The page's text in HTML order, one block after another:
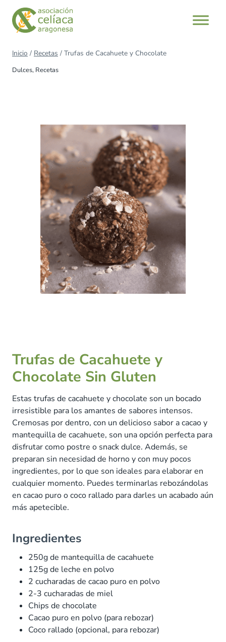
Saltar
contenido
Inicio / Recetas / Trufas de Cacahuete y Chocolate
Dulces, Recetas
Trufas de Cacahuete y
Chocolate Sin Gluten
Estas trufas de cacahuete y chocolate son un bocado
irresistible para los amantes de sabores intensos.
Cremosas por dentro, con un delicioso sabor a cacao y
mantequilla de cacahuete, son una opción perfecta para
disfrutar como postre o snack dulce. Además, se
preparan sin necesidad de horno y con muy pocos
ingredientes, por lo que son ideales para elaborar en
cualquier momento. Puedes terminarlas rebozándolas
en cacao puro o coco rallado para darles un acabado aún
más apetecible.
Ingredientes
250g de mantequilla de cacahuete
125g de leche en polvo
2 cucharadas de cacao puro en polvo
2-3 cucharadas de miel
Chips de chocolate
Cacao puro en polvo (para rebozar)
Coco rallado (opcional, para rebozar)